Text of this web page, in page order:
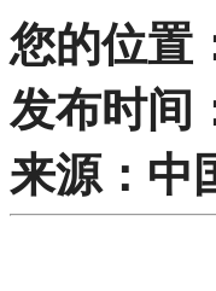
您的位置
发布时间
来源：中